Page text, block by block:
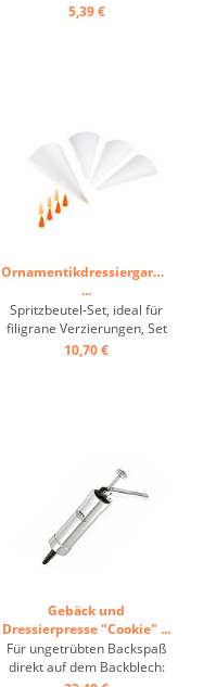
5,39 €
Ornamentikdressiergarnitur
...
Spritzbeutel-Set, ideal für
filigrane Verzierungen, Set
aus 4 Spritzbeuteln und 8
10,70 €
Gebäck und
Dressierpresse "Cookie" ...
Für ungetrübten Backspaß
direkt auf dem Backblech: